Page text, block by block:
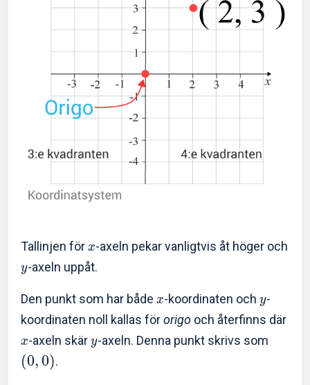
Tallinjen för x-axeln pekar vanligtvis åt höger och
y-axeln uppåt.
Den punkt som har både x-koordinaten och y-
koordinaten noll kallas förorigo och återfinns där
x-axeln skär y-axeln. Denna punkt skrivs som
(0,0).